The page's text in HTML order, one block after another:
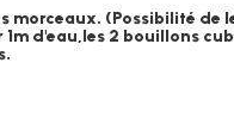
morceaux. (Possibilité de
d'eau,les 2 bouillons